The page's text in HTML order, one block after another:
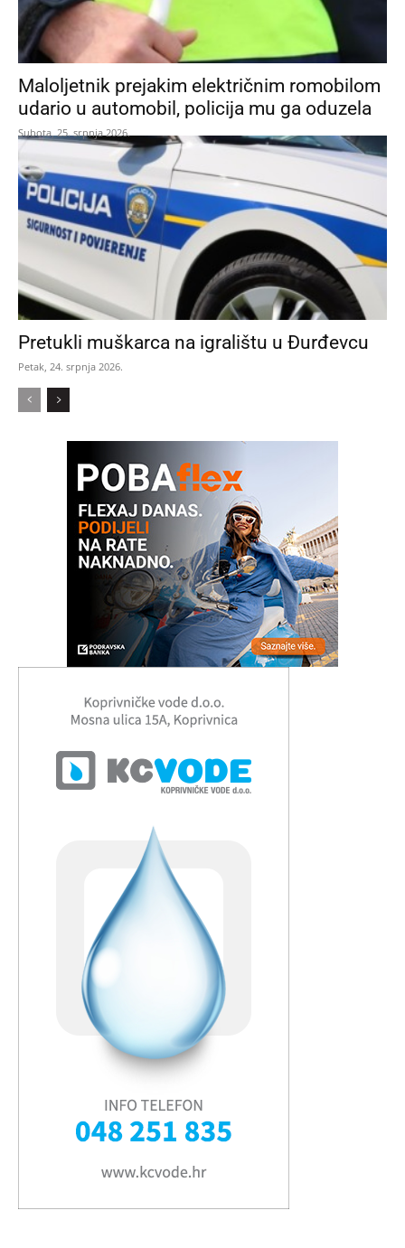
Maloljetnik prejakim električnim romobilom
udario u automobil, policija mu ga oduzela
Subota, 25. srpnja 2026.
Pretukli muškarca na igralištu u Đurđevcu
Petak, 24. srpnja 2026.